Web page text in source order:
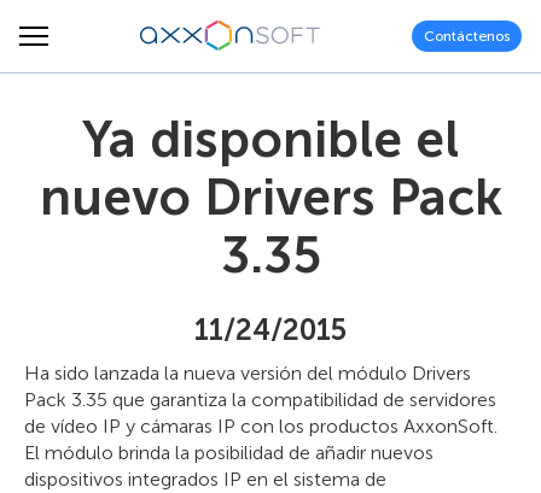
Contáctenos
Ya disponible el
nuevo Drivers Pack
3.35
11/24/2015
Ha sido lanzada la nueva versión del módulo Drivers
Pack 3.35 que garantiza la compatibilidad de servidores
de vídeo IP y cámaras IP con los productos AxxonSoft.
El módulo brinda la posibilidad de añadir nuevos
dispositivos integrados IP en el sistema de